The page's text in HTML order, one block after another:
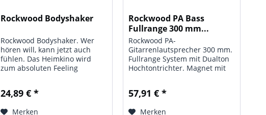
Rockwood Bodyshaker
Rockwood Bodyshaker. Wer
hören will, kann jetzt auch
fühlen. Das Heimkino wird
zum absoluten Feeling
Betten oder Couches sowie im
24,89 € *
Merken
Rockwood PA Bass
Fullrange 300 mm...
Rockwood PA-
Gitarrenlautsprecher 300 mm.
Fullrange System mit Dualton
Hochtontrichter. Magnet mit
Membranaufhängung.
57,91 € *
Merken